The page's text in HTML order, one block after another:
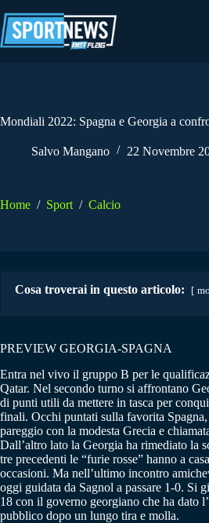
al
contenuto
Mondiali 2022: Spagna e Georgia a
Salvo Mangano 22 Novembre
Home / Sport / Calcio
Cosa troverai in questo articolo:
PREVIEW GEORGIA-SPAGNA
Entra nel vivo il gruppo B per le
Qatar. Nel secondo turno si affrontano
di punti utili da mettere in tasca per
finali. Occhi puntati sulla favorita
pareggio con la modesta Grecia e
Dall’altro lato la Georgia ha rimediato la
tre precedenti le “furie rosse” hanno a
occasioni. Ma nell’ultimo incontro
oggi guidata da Sagnol a passare 1-0. Si
18 con il governo georgiano che ha dato
pubblico dopo un lungo tira e molla.